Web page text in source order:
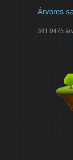
Árvores
341.0475